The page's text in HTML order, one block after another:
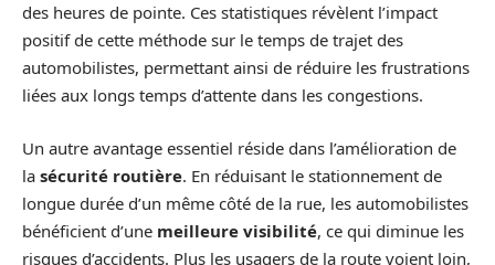
des heures de pointe. Ces statistiques révèlent l’impact
positif de cette méthode sur le temps de trajet des
automobilistes, permettant ainsi de réduire les frustrations
liées aux longs temps d’attente dans les congestions.
Un autre avantage essentiel réside dans l’amélioration de
la sécurité routière. En réduisant le stationnement de
longue durée d’un même côté de la rue, les automobilistes
bénéficient d’une meilleure visibilité, ce qui diminue les
risques d’accidents. Plus les usagers de la route voient loin,